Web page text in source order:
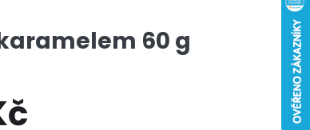
60 g